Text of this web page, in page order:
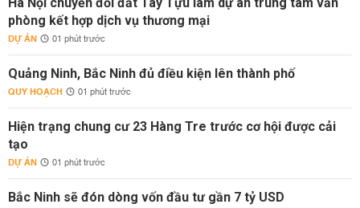
phòng kết hợp dịch vụ thương mại
DỰ ÁN 01 phút trước
Quảng Ninh, Bắc Ninh đủ điều kiện lên thành phố
QUY HOẠCH 01 phút trước
Hiện trạng chung cư 23 Hàng Tre trước cơ hội được cải
tạo
DỰ ÁN 01 phút trước
Bắc Ninh sẽ đón dòng vốn đầu tư gần 7 tỷ USD